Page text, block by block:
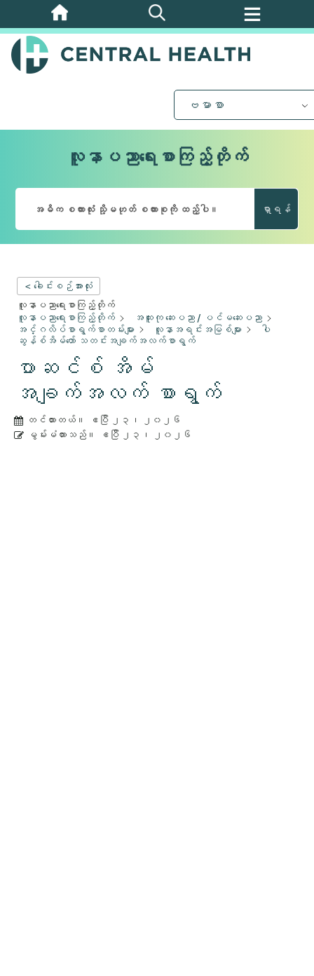
အဓိက
အကြောင်းအရာ
သို့
ဗမာစာ
လူနာပညာရေးစာကြည့်တိုက်
ရှာရန်
< ခေါင်းစဉ်အားလုံး
လူနာပညာရေးစာကြည့်တိုက်
လူနာပညာရေးစာကြည့်တိုက်
အထူးကု ဆေးပညာ / ပင်မဆေးပညာ
အင်္ဂလိပ်စာရွက်စာတမ်းများ
လူနာအရင်းအမြစ်များ
ပါ
ဆွန်စ်အိမ်တော် သတင်းအချက်အလက်စာရွက်
ပာဆင်စ် အိမ်
အချက်အလက် စာရွက်
တင်ထားတယ်။
ဧပြီ ၂၃၊ ၂၀၂၆
မွမ်းမံထားသည်။
ဧပြီ ၂၃၊ ၂၀၂၆